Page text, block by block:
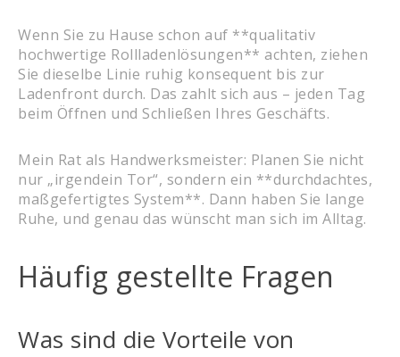
Wenn Sie zu Hause schon auf **qualitativ
hochwertige Rollladenlösungen** achten, ziehen
Sie dieselbe Linie ruhig konsequent bis zur
Ladenfront durch. Das zahlt sich aus – jeden Tag
beim Öffnen und Schließen Ihres Geschäfts.
Mein Rat als Handwerksmeister: Planen Sie nicht
nur „irgendein Tor“, sondern ein **durchdachtes,
maßgefertigtes System**. Dann haben Sie lange
Ruhe, und genau das wünscht man sich im Alltag.
Häufig gestellte Fragen
Was sind die Vorteile von